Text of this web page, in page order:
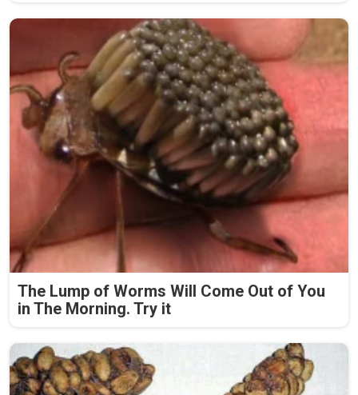
The Lump of Worms Will Come Out of You
in The Morning. Try it